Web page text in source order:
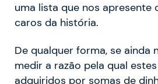
uma lista que nos apresente
caros da história.
De qualquer forma, se ainda
medir a razão pela qual
adquiridos por somas de